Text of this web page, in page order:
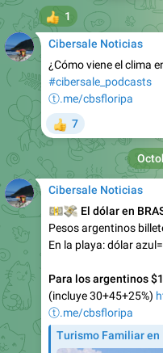
1
Cibersale Noticias
¿Cómo viene el clima
#cibersale_podcasts
ⓣ.me/cbsfloripa
7
Cibersale Noticias
El dólar en
Pesos argentinos
En la playa: dólar
Para los argentinos
(incluye 30+45+25%)
ⓣ.me/cbsfloripa
Turismo Familiar